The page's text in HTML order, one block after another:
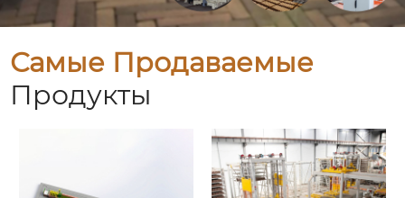
Самые Продаваемые
Продукты